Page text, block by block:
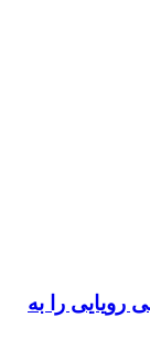
رویایی را به